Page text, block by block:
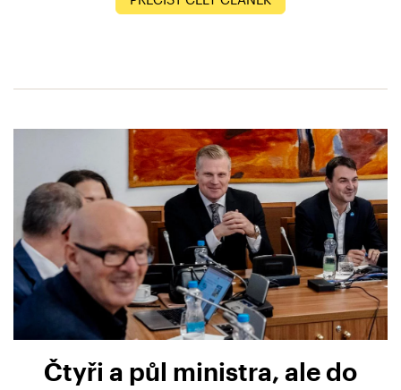
Čtyři a půl ministra, ale do